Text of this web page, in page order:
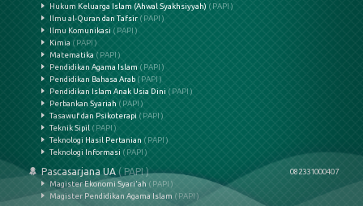
Hukum Keluarga Islam (Ahwal Syakhsiyyah) ( PAPI )
Ilmu al-Quran dan Tafsir ( PAPI )
Ilmu Komunikasi ( PAPI )
Kimia ( PAPI )
Matematika ( PAPI )
Pendidikan Agama Islam ( PAPI )
Pendidikan Bahasa Arab ( PAPI )
Pendidikan Islam Anak Usia Dini ( PAPI )
Perbankan Syariah ( PAPI )
Tasawuf dan Psikoterapi ( PAPI )
Teknik Sipil ( PAPI )
Teknologi Hasil Pertanian ( PAPI )
Teknologi Informasi ( PAPI )
Pascasarjana UA ( PAPI )
082331000407
Magister Ekonomi Syari'ah ( PAPI )
Magister Pendidikan Agama Islam ( PAPI )